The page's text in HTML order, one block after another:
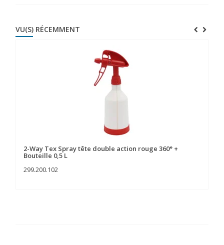
VU(S) RÉCEMMENT
2-Way Tex Spray tête double action rouge 360° +
Bouteille 0,5 L
299.200.102